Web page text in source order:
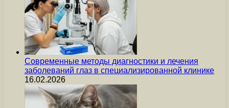
Современные методы диагностики и лечения
заболеваний глаз в специализированной клинике
16.02.2026